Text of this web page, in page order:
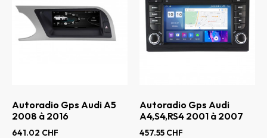
Autoradio Gps Audi A5
2008 à 2016
641.02 CHF
Autoradio Gps Audi
A4,S4,RS4 2001 à 2007
457.55 CHF